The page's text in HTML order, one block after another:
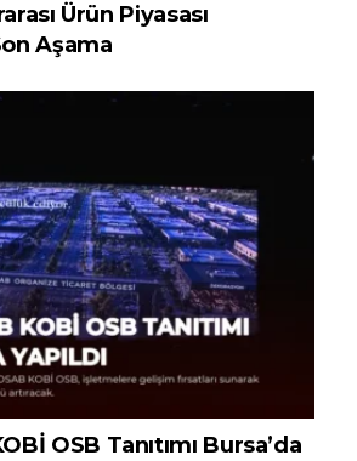
Ürün Piyasası
Aşama
OSB Tanıtımı Bursa’da